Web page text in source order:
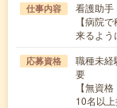
仕事内容
看護助手
【病院
来るよ
応募資格
職種未経
要
【無資
10名以